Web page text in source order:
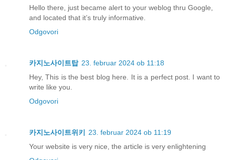
Hello there, just became alert to your weblog thru Google,
and located that it’s truly informative.
Odgovori
카지노사이트탑 23. februar 2024 ob 11:18
Hey, This is the best blog here. It is a perfect post. I want to
write like you.
Odgovori
카지노사이트위키 23. februar 2024 ob 11:19
Your website is very nice, the article is very enlightening